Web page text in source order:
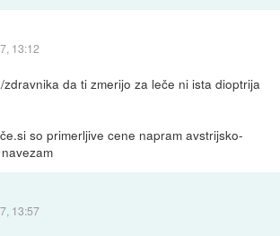
13:12
da ti zmerijo za leče ni ista dioptrija
so primerljive cene napram avstrijsko-
13:57